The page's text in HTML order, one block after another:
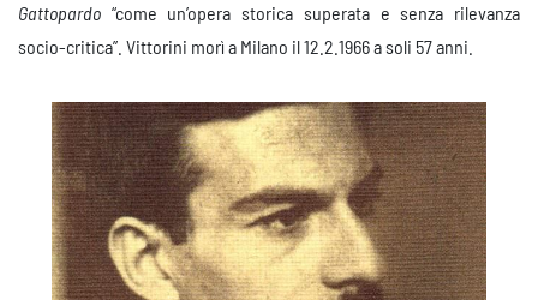
Gattopardo “come un’opera storica superata e senza rilevanza
socio-critica”. Vittorini morì a Milano il 12.2.1966 a soli 57 anni.